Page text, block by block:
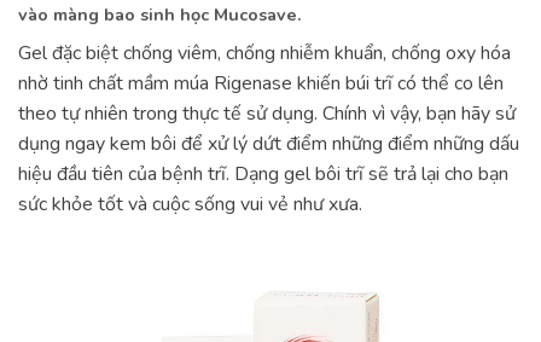
vào màng bao sinh học Mucosave.
Gel đặc biệt chống viêm, chống nhiễm khuẩn, chống oxy hóa
nhờ tinh chất mầm múa Rigenase khiến búi trĩ có thể co lên
theo tự nhiên trong thực tế sử dụng. Chính vì vậy, bạn hãy sử
dụng ngay kem bôi để xử lý dứt điểm những điểm những dấu
hiệu đầu tiên của bệnh trĩ. Dạng gel bôi trĩ sẽ trả lại cho bạn
sức khỏe tốt và cuộc sống vui vẻ như xưa.